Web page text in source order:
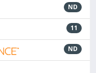
ND
11
ND